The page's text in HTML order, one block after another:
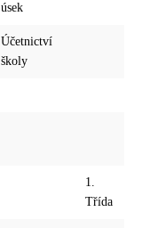
úsek
Účetnictví
školy
1.
Třída